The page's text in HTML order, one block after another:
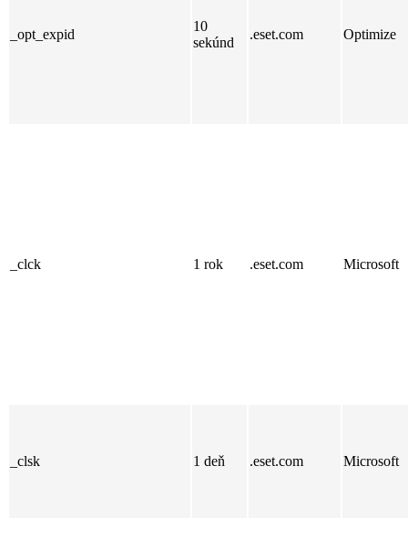
_opt_expid
10
sekúnd
.eset.com Optimize
_clck 1 rok .eset.com Microsoft
_clsk 1 deň .eset.com Microsoft